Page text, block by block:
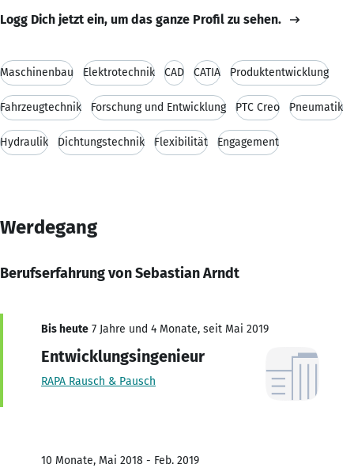
Logg Dich jetzt ein, um das ganze Profil zu sehen.
Maschinenbau Elektrotechnik CAD CATIA Produktentwicklung
Fahrzeugtechnik Forschung und Entwicklung PTC Creo Pneumatik
Hydraulik Dichtungstechnik Flexibilität Engagement
Werdegang
Berufserfahrung von Sebastian Arndt
Bis heute 7 Jahre und 4 Monate, seit Mai 2019
Entwicklungsingenieur
RAPA Rausch & Pausch
10 Monate, Mai 2018 - Feb. 2019